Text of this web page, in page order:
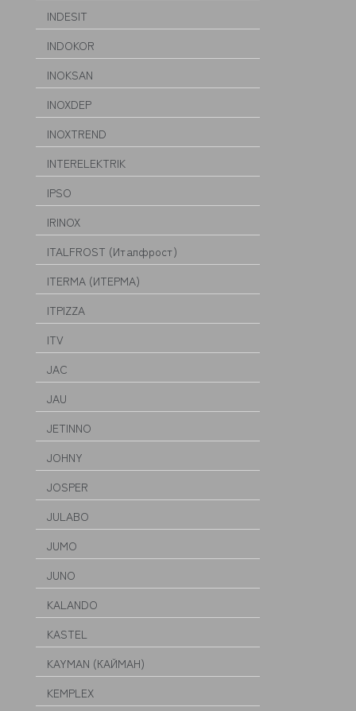
INDESIT
INDOKOR
INOKSAN
INOXDEP
INOXTREND
INTERELEKTRIK
IPSO
IRINOX
ITALFROST (Италфрост)
ITERMA (ИТЕРМА)
ITPIZZA
ITV
JAC
JAU
JETINNO
JOHNY
JOSPER
JULABO
JUMO
JUNO
KALANDO
KASTEL
KAYMAN (КАЙМАН)
KEMPLEX